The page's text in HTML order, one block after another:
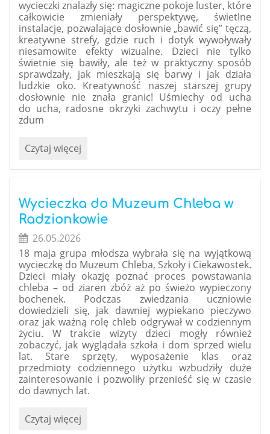
wycieczki znalazły się: magiczne pokoje luster, które
całkowicie zmieniały perspektywę, świetlne
instalacje, pozwalające dosłownie „bawić się” tęczą,
kreatywne strefy, gdzie ruch i dotyk wywoływały
niesamowite efekty wizualne. Dzieci nie tylko
świetnie się bawiły, ale też w praktyczny sposób
sprawdzały, jak mieszkają się barwy i jak działa
ludzkie oko. Kreatywność naszej starszej grupy
dosłownie nie znała granic! Uśmiechy od ucha
do ucha, radosne okrzyki zachwytu i oczy pełne
zdum
„Funtastyczny”
:
Czytaj więcej
Wycieczka do Muzeum Chleba w
Radzionkowie
26.05.2026
18 maja grupa młodsza wybrała się na wyjątkową
wycieczkę do Muzeum Chleba, Szkoły i Ciekawostek.
Dzieci miały okazję poznać proces powstawania
chleba – od ziaren zbóż aż po świeżo wypieczony
bochenek. Podczas zwiedzania uczniowie
dowiedzieli się, jak dawniej wypiekano pieczywo
oraz jak ważną rolę chleb odgrywał w codziennym
życiu. W trakcie wizyty dzieci mogły również
zobaczyć, jak wyglądała szkoła i dom sprzed wielu
lat. Stare sprzęty, wyposażenie klas oraz
przedmioty codziennego użytku wzbudziły duże
zainteresowanie i pozwoliły przenieść się w czasie
do dawnych lat.
Wycieczka
Czytaj więcej